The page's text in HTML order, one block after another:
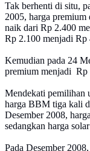
Tak berhenti di situ,
2005, harga
naik dari Rp 2.400
Rp 2.100 menjadi Rp
Kemudian pada 24
premium menjadi Rp
Mendekati pemilihan
harga BBM tiga kali
Desember 2008,
sedangkan harga
Pada Desember